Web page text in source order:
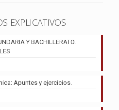
EXPLICATIVOS
Y BACHILLERATO.
Apuntes y ejercicios.